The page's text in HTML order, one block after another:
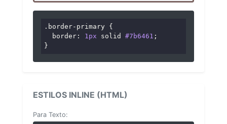
.border-primary {
border : 1px solid #7b6461 ;
}
ESTILOS INLINE (HTML)
Para Texto: